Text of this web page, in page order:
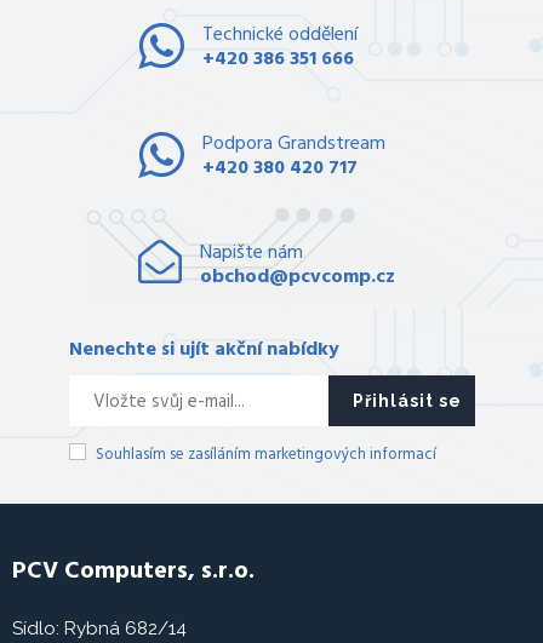
Technické oddělení
+420 386 351 666
Podpora Grandstream
+420 380 420 717
Napište nám
obchod@pcvcomp.cz
Nenechte si ujít akční nabídky
Přihlásit se
Souhlasím se zasíláním marketingových informací
PCV Computers, s.r.o.
Sídlo: Rybná 682/14